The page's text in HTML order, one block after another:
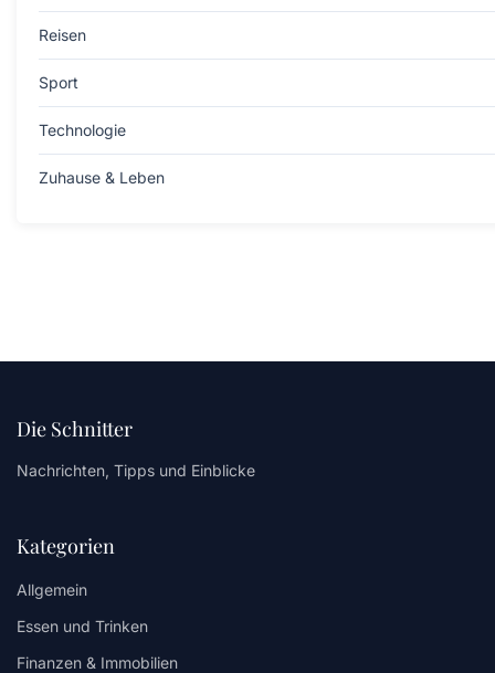
Reisen
Sport
Technologie
Zuhause & Leben
Die Schnitter
Nachrichten, Tipps und Einblicke
Kategorien
Allgemein
Essen und Trinken
Finanzen & Immobilien